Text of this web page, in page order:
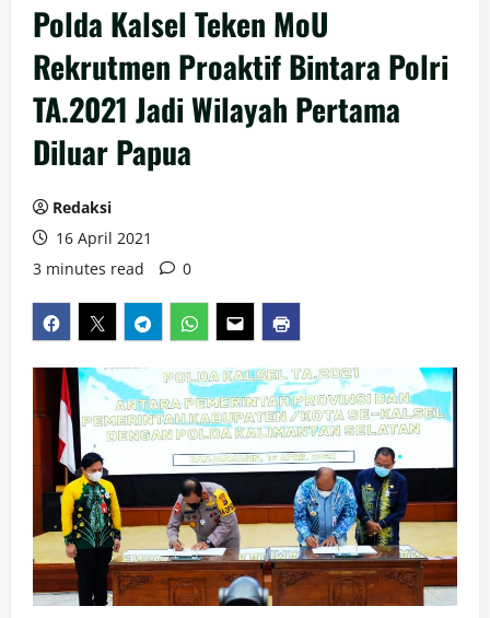
Polda Kalsel Teken MoU
Rekrutmen Proaktif Bintara Polri
TA.2021 Jadi Wilayah Pertama
Diluar Papua
Redaksi
16 April 2021
3 minutes read
0